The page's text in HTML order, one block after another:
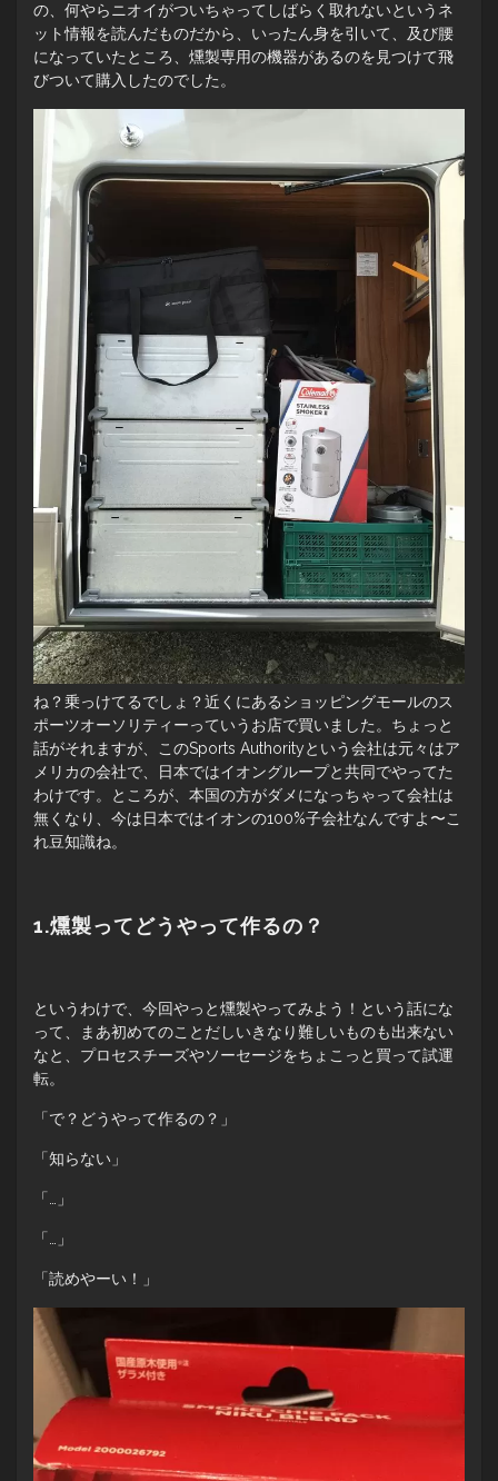
の、何やらニオイがついちゃってしばらく取れないというネ
ット情報を読んだものだから、いったん身を引いて、及び腰
になっていたところ、燻製専用の機器があるのを見つけて飛
びついて購入したのでした。
ね？乗っけてるでしょ？近くにあるショッピングモールのス
ポーツオーソリティーっていうお店で買いました。ちょっと
話がそれますが、このSports Authorityという会社は元々はア
メリカの会社で、日本ではイオングループと共同でやってた
わけです。ところが、本国の方がダメになっちゃって会社は
無くなり、今は日本ではイオンの100%子会社なんですよ〜こ
れ豆知識ね。
1.燻製ってどうやって作るの？
というわけで、今回やっと燻製やってみよう！という話にな
って、まあ初めてのことだしいきなり難しいものも出来ない
なと、プロセスチーズやソーセージをちょこっと買って試運
転。
「で？どうやって作るの？」
「知らない」
「…」
「…」
「読めやーい！」